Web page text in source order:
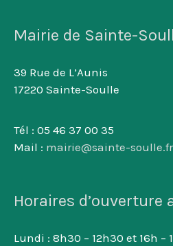
Mairie de Sainte-
39 Rue de L’Aunis
17220 Sainte-Soulle
Tél : 05 46 37 00 35
Mail : mairie@sainte-soulle.fr
Horaires d’ouverture
Lundi : 8h30 – 12h30 et 16h –